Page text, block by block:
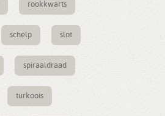
rookkwarts
schelp slot
spiraaldraad
turkoois